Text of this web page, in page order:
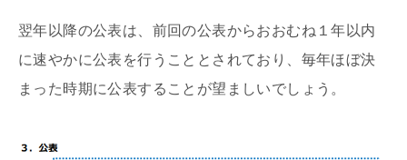
翌年以降の公表は、前回の公表からおおむね１年以内
に速やかに公表を行うこととされており、毎年ほぼ決
まった時期に公表することが望ましいでしょう。